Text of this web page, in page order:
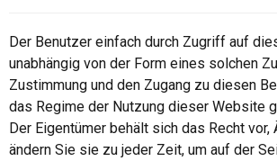
Der Benutzer einfach durch Zugriff auf
unabhängig von der Form eines solchen
Zustimmung und den Zugang zu diesen
das Regime der Nutzung dieser Website
Der Eigentümer behält sich das Recht vor,
ändern Sie sie zu jeder Zeit, um auf der